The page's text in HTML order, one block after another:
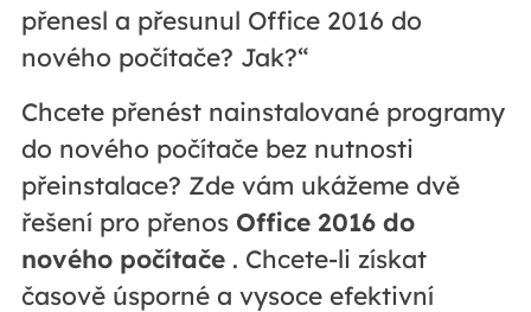
přenesl a přesunul Office 2016 do
nového počítače? Jak?“
Chcete přenést nainstalované programy
do nového počítače bez nutnosti
přeinstalace? Zde vám ukážeme dvě
řešení pro přenos Office 2016 do
nového počítače. Chcete-li získat
časově úsporné a vysoce efektivní